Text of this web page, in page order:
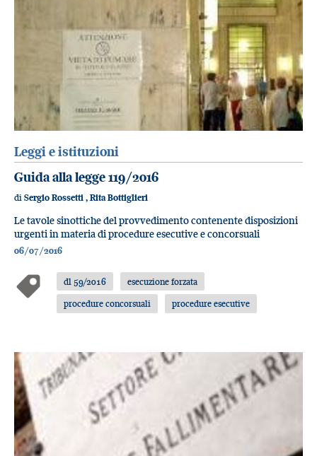
Leggi e istituzioni
Guida alla legge 119/2016
di Sergio Rossetti , Rita Bottiglieri
Le tavole sinottiche del provvedimento contenente disposizioni
urgenti in materia di procedure esecutive e concorsuali
06/07/2016
dl 59/2016
esecuzione forzata
procedure concorsuali
procedure esecutive